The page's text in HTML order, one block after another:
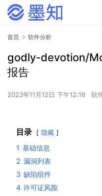
首页 软件分析
godly-devotion/
报告
2023年11月12日 下午12:16 软
目录 隐藏
1 基础信息
2 漏洞列表
3 缺陷组件
4 许可证风险